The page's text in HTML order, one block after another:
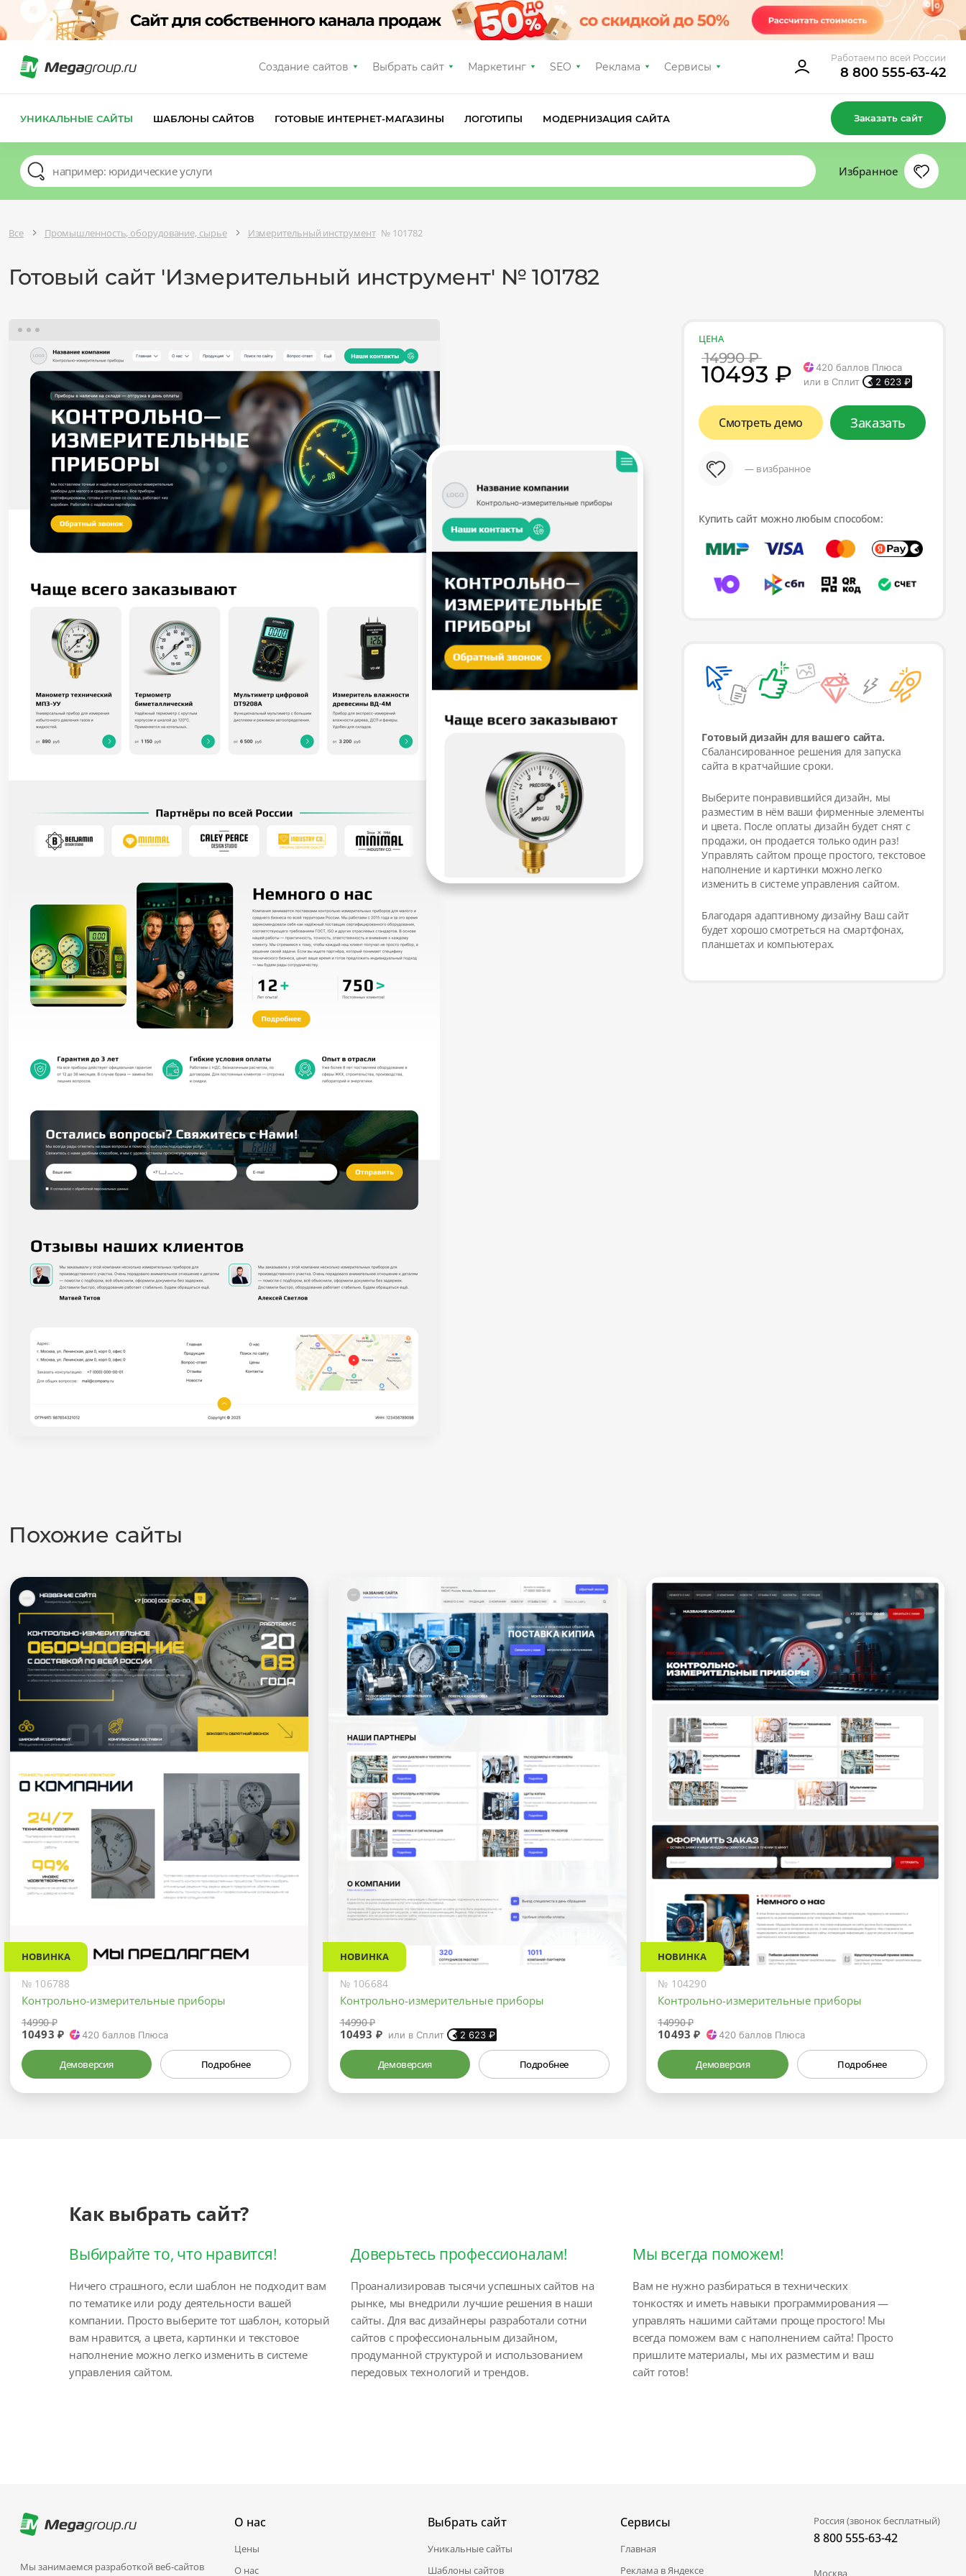
Создание сайтов Выбрать сайт Маркетинг SEO Реклама Сервисы
Работаем по всей России
8 800 555-63-42
УНИКАЛЬНЫЕ САЙТЫ ШАБЛОНЫ САЙТОВ ГОТОВЫЕ ИНТЕРНЕТ-МАГАЗИНЫ ЛОГОТИПЫ МОДЕРНИЗАЦИЯ САЙТА Заказать сайт
Избранное
Все Промышленность, оборудование, сырье Измерительный инструмент № 101782
Готовый сайт 'Измерительный инструмент' № 101782
ЦЕНА
14990 ₽
10493 ₽ 420 баллов Плюса
или в Сплит
2 623 ₽
Смотреть демо Заказать
— в избранное
Купить сайт можно любым способом:
Готовый дизайн для вашего сайта.
Сбалансированное решения для запуска
сайта в кратчайшие сроки.
Выберите понравившийся дизайн, мы
разместим в нём ваши фирменные элементы
и цвета. После оплаты дизайн будет снят с
продажи, он продается только один раз!
Управлять сайтом проще простого, текстовое
наполнение и картинки можно легко
изменить в системе управления сайтом.
Благодаря адаптивному дизайну Ваш сайт
будет хорошо смотреться на смартфонах,
планшетах и компьютерах.
Похожие сайты
НОВИНКА
№ 106788
Контрольно-измерительные приборы
14990 ₽
10493 ₽ 420 баллов Плюса
Демоверсия Подробнее
НОВИНКА
№ 106684
Контрольно-измерительные приборы
14990 ₽
10493 ₽ или в Сплит 2 623₽
Демоверсия Подробнее
НОВИНКА
№ 104290
Контрольно-измерительные приборы
14990 ₽
10493 ₽ 420баллов Плюса
Демоверсия Подробнее
Как выбрать сайт?
Выбирайте то, что нравится!
Ничего страшного, если шаблон не подходит вам
по тематике или роду деятельности вашей
компании. Просто выберите тот шаблон, который
вам нравится, а цвета, картинки и текстовое
наполнение можно легко изменить в системе
управления сайтом.
Доверьтесь профессионалам!
Проанализировав тысячи успешных сайтов на
рынке, мы внедрили лучшие решения в наши
сайты. Для вас дизайнеры разработали сотни
сайтов с профессиональным дизайном,
продуманной структурой и использованием
передовых технологий и трендов.
Мы всегда поможем!
Вам не нужно разбираться в технических
тонкостях и иметь навыки программирования —
управлять нашими сайтами проще простого! Мы
всегда поможем вам с наполнением сайта! Просто
пришлите материалы, мы их разместим и ваш
сайт готов!
Мы занимаемся разработкой веб-сайтов
О нас
Цены
О нас
Выбрать сайт
Уникальные сайты
Шаблоны сайтов
Сервисы
Главная
Реклама в Яндексе
Россия (звонок бесплатный)
8 800 555-63-42
Москва